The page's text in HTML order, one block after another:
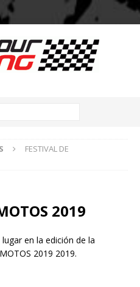
FESTIVAL DE
2019
en la edición de la
2019 2019.